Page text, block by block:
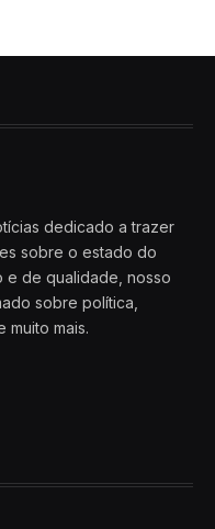
dedicado a trazer
sobre o estado do
e de qualidade, nosso
sobre política,
muito mais.